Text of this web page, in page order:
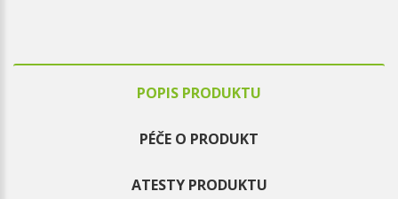
POPIS PRODUKTU
PÉČE O PRODUKT
ATESTY PRODUKTU